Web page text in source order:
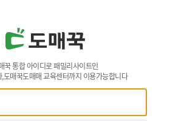
꾹 통합 아이디로 패밀리사이트인
,도매꾹도매매 교육센터까지 이용가능합니다